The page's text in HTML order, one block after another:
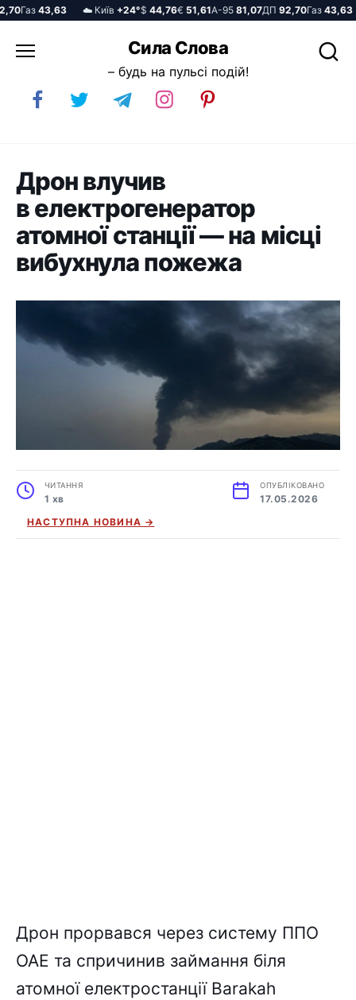
Газ43,63 ☁️ Київ+24°$44,76€51,61А-9581,07ДП92,70Газ43,63
до
Сила Слова
– будь на пульсі подій!
Дрон влучив
в електрогенератор
атомної станції — на місці
вибухнула пожежа
ЧИТАННЯ
1 хв
ОПУБЛІКОВАНО
17.05.2026
НАСТУПНА НОВИНА →
Дрон прорвався через систему ППО
ОАЕ та спричинив займання біля
атомної електростанції Barakah